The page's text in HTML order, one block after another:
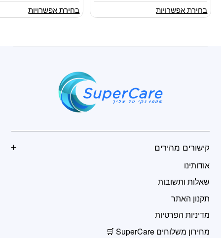
סוגים.
ניתן
את
בחירת אפשרויות
סוגים.
ניתן
את
המוצר
בחירת אפשרויות
קישורים מהירים
אודותינו
שאלות ותשובות
תקנון האתר
מדיניות הפרטיות
מחירון משלוחים SuperCare 🛒